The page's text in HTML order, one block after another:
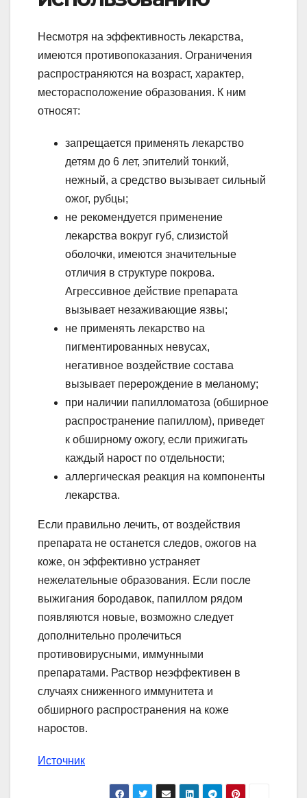
Несмотря на эффективность лекарства,
имеются противопоказания. Ограничения
распространяются на возраст, характер,
месторасположение образования. К ним
относят:
запрещается применять лекарство
детям до 6 лет, эпителий тонкий,
нежный, а средство вызывает сильный
ожог, рубцы;
не рекомендуется применение
лекарства вокруг губ, слизистой
оболочки, имеются значительные
отличия в структуре покрова.
Агрессивное действие препарата
вызывает незаживающие язвы;
не применять лекарство на
пигментированных невусах,
негативное воздействие состава
вызывает перерождение в меланому;
при наличии папилломатоза (обширное
распространение папиллом), приведет
к обширному ожогу, если прижигать
каждый нарост по отдельности;
аллергическая реакция на компоненты
лекарства.
Если правильно лечить, от воздействия
препарата не останется следов, ожогов на
коже, он эффективно устраняет
нежелательные образования. Если после
выжигания бородавок, папиллом рядом
появляются новые, возможно следует
дополнительно пролечиться
противовирусными, иммунными
препаратами. Раствор неэффективен в
случаях сниженного иммунитета и
обширного распространения на коже
наростов.
Источник